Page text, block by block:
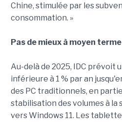
Chine, stimulée par les
consommation. »
Pas de mieux à moyen terme
Au-delà de 2025, IDC prévoit
inférieure à 1 % par an
des PC traditionnels, en
stabilisation des volumes à la
vers Windows 11. Les